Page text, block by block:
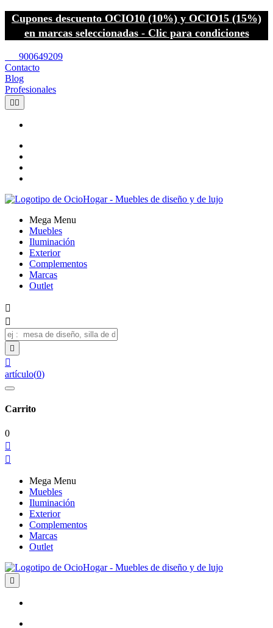
Cupones descuento OCIO10 (10%) y OCIO15 (15%)
en marcas seleccionadas - Clic para condiciones
900649209
Contacto
Blog
Profesionales
 
Mega Menu
Muebles
Iluminación
Exterior
Complementos
Marcas
Outlet




artículo(0)
Carrito
0


Mega Menu
Muebles
Iluminación
Exterior
Complementos
Marcas
Outlet
